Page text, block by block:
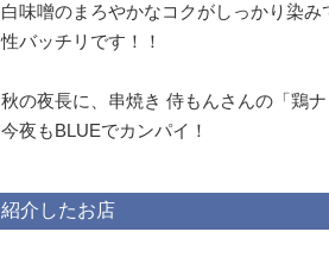
白味噌のまろやかなコクがしっかり染
性バッチリです！！
秋の夜長に、串焼き 侍もんさんの「鶏
今夜もBLUEでカンパイ！
紹介したお店